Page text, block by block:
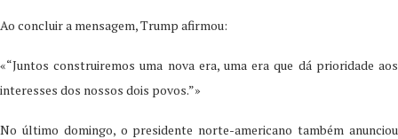
Ao concluir a mensagem, Trump afirmou:
«“Juntos construiremos uma nova era, uma era que dá prioridade aos
interesses dos nossos dois povos.”»
No último domingo, o presidente norte-americano também anunciou